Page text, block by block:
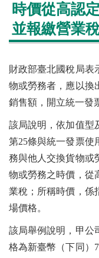
時價從高認
並報繳營業
財政部臺北國稅局表
物或勞務者，應以換
銷售額，開立統一發
該局說明，依加值型
第25條與統一發票使
務與他人交換貨物或
物或勞務之時價，從
業稅；所稱時價，係
場價格。
該局舉例說明，甲公
格為新臺幣（下同）